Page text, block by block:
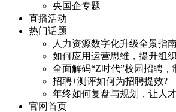
央国企专题
直播活动
热门话题
人力资源数字化升级全景指
如何应用运营思维，提升组
全面解码“Z时代”校园招聘，
招聘+测评如何为招聘提效?
年终如何复盘与规划，让人
官网首页